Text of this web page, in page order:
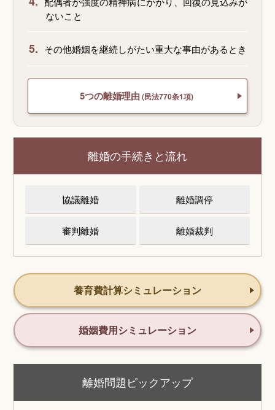
ないこと
5. その他婚姻を継続しがたい重大な事由があるとき
5つの離婚理由 (民法770条1項)
離婚の手続きと流れ
協議離婚 離婚調停
審判離婚 離婚裁判
養育費計算シミュレーション
婚姻費用シミュレーション
離婚問題ピックアップ